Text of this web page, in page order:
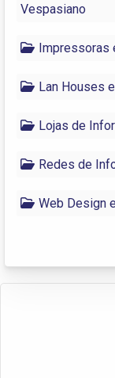
Vespasiano
Impressoras
Lan Houses
Lojas de
Redes de
Web Design